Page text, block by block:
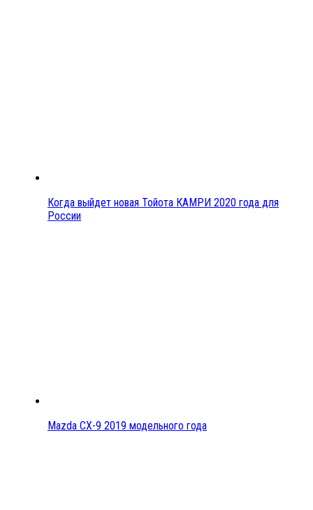
Когда выйдет новая Тойота КАМРИ 2020 года для
России
Mazda CX-9 2019 модельного года